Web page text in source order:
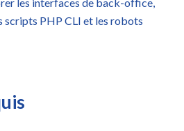
scripts PHP CLI et les robots